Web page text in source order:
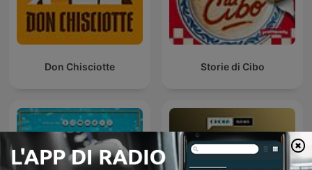
Don Chisciotte Storie di Cibo